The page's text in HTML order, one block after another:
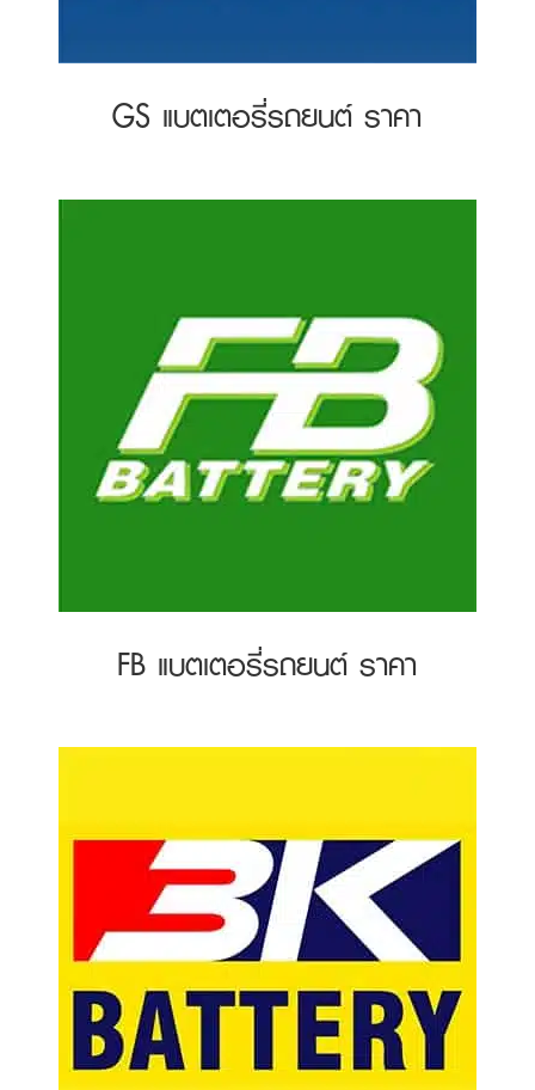
GS แบตเตอรี่รถยนต์ ราคา
FB แบตเตอรี่รถยนต์ ราคา